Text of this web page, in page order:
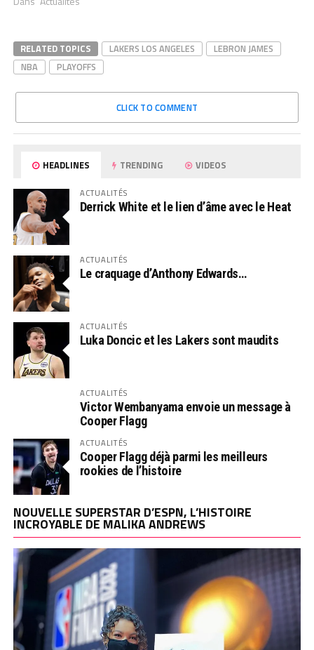
RELATED TOPICS LAKERS LOS ANGELES
LEBRON JAMES
NBA
PLAYOFFS
CLICK TO COMMENT
HEADLINES TRENDING VIDEOS
ACTUALITÉS
Derrick White et le lien d’âme avec le Heat
ACTUALITÉS
Le craquage d’Anthony Edwards…
ACTUALITÉS
Luka Doncic et les Lakers sont maudits
ACTUALITÉS
Victor Wembanyama envoie un message à
Cooper Flagg
ACTUALITÉS
Cooper Flagg déjà parmi les meilleurs
rookies de l’histoire
NOUVELLE SUPERSTAR D’ESPN, L’HISTOIRE
INCROYABLE DE MALIKA ANDREWS